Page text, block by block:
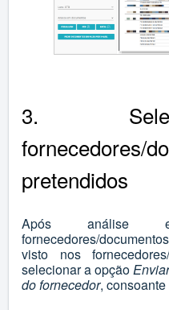
3.
fornecedores/
pretendidos
Após análise
fornecedores/
visto nos
selecionar a opção
do fornecedor,